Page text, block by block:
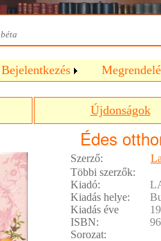
béta
Bejelentkezés
Újdonságok
Édes
Szerző:
Többi szerzők:
Kiadó:
Kiadás helye:
Kiadás éve
ISBN:
Sorozat: